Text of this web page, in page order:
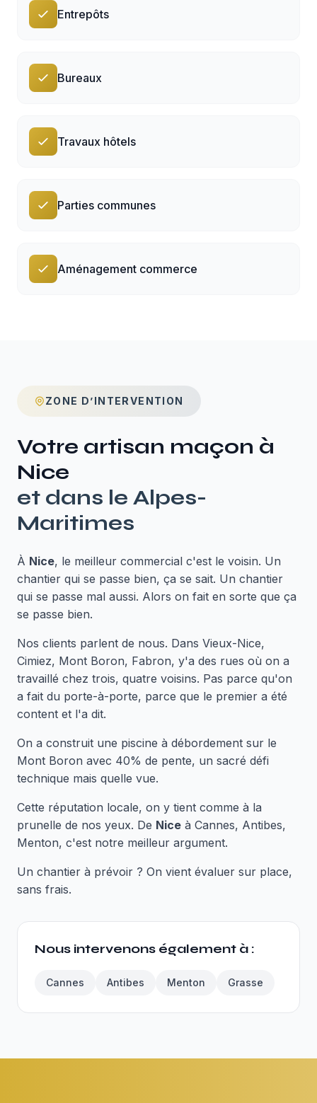
Entrepôts
Bureaux
Travaux hôtels
Parties communes
Aménagement commerce
ZONE D’INTERVENTION
Votre artisan maçon à
Nice
et dans le Alpes-
Maritimes
À Nice, le meilleur commercial c'est le voisin. Un
chantier qui se passe bien, ça se sait. Un chantier
qui se passe mal aussi. Alors on fait en sorte que ça
se passe bien.
Nos clients parlent de nous. Dans Vieux-Nice,
Cimiez, Mont Boron, Fabron, y'a des rues où on a
travaillé chez trois, quatre voisins. Pas parce qu'on
a fait du porte-à-porte, parce que le premier a été
content et l'a dit.
On a construit une piscine à débordement sur le
Mont Boron avec 40% de pente, un sacré défi
technique mais quelle vue.
Cette réputation locale, on y tient comme à la
prunelle de nos yeux. De Nice à Cannes, Antibes,
Menton, c'est notre meilleur argument.
Un chantier à prévoir ? On vient évaluer sur place,
sans frais.
Nous intervenons également à :
Cannes Antibes Menton Grasse